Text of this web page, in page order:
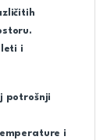
leti i
potrošnji
i